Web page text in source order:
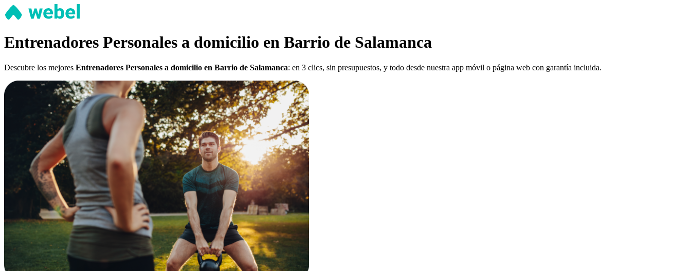
Entrenadores Personales a domicilio en Barrio de Salamanca
Descubre los mejores Entrenadores Personales a domicilio en Barrio de Salamanca: en 3 clics, sin presupuestos, y todo desde nuestra app móvil o página web con garantía incluida.